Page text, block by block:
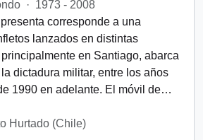
· 1973 - 2008
corresponde a una
lanzados en distintas
en Santiago, abarca
dictadura militar, entre los años
1990 en adelante. El móvil de…
Hurtado (Chile)